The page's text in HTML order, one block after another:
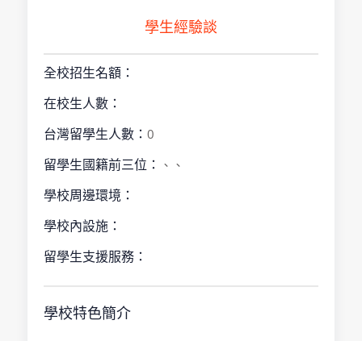
學生經驗談
全校招生名額：
在校生人數：
台灣留學生人數： 0
留學生國籍前三位： 、、
學校周邊環境：
學校內設施：
留學生支援服務：
學校特色簡介